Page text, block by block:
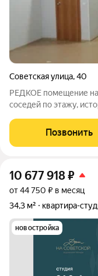
Советская улица,40
РЕДКОЕ помещение на
соседей по этажу,
второй ярус
Гардеробная комната
Позвонить
10 677 918₽
от 44 750 ₽ в месяц
34,3 м²
квартира-
новостройка